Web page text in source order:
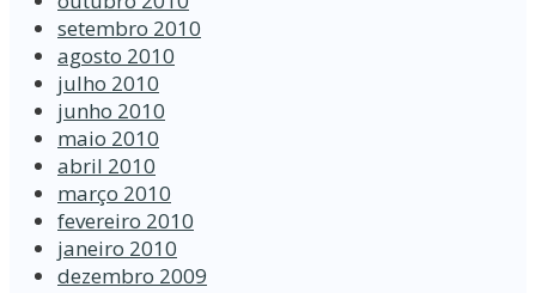
setembro 2010
agosto 2010
julho 2010
junho 2010
maio 2010
abril 2010
março 2010
fevereiro 2010
janeiro 2010
dezembro 2009